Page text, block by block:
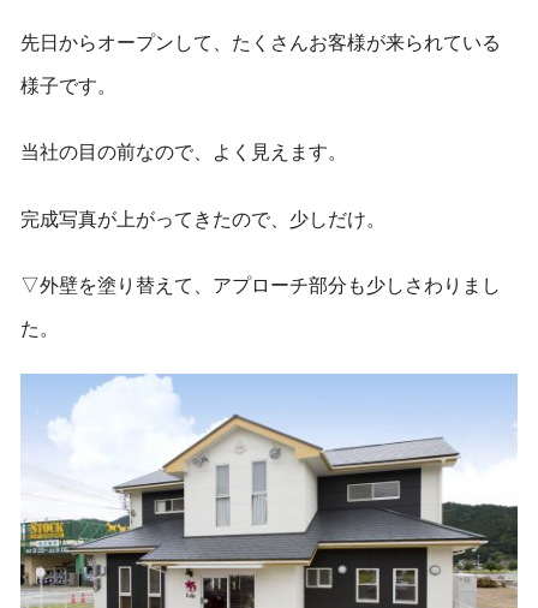
先日からオープンして、たくさんお客様が来られている
様子です。
当社の目の前なので、よく見えます。
完成写真が上がってきたので、少しだけ。
▽外壁を塗り替えて、アプローチ部分も少しさわりまし
た。